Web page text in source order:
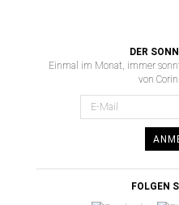
DER
Einmal im Monat, immer
von
FOLGEN